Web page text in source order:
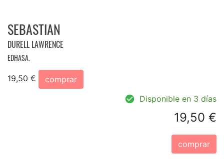
SEBASTIAN
DURELL LAWRENCE
EDHASA.
19,50 €
comprar
Disponible en 3 días
19,50 €
comprar